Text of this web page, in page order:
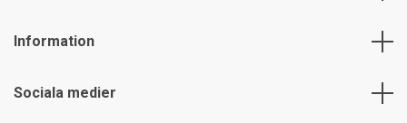
Information
Sociala medier